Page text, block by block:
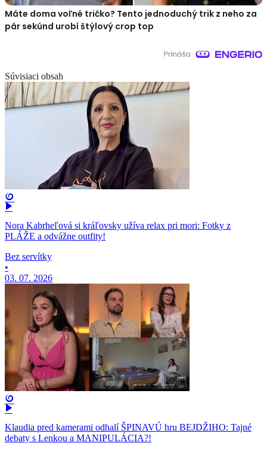
Máte doma voľné tričko? Tento jednoduchý trik z neho za
pár sekúnd urobí štýlový crop top
Súvisiaci obsah
Nora Kabrheľová si kráľovsky užíva relax pri mori: Fotky z
PLÁŽE a odvážne outfity!
Bez servítky
•
03. 07. 2026
Klaudia pred kamerami odhalí ŠPINAVÚ hru BEJDŽIHO: Tajné
debaty s Lenkou a MANIPULÁCIA?!